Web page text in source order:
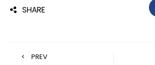
SHARE
PREV